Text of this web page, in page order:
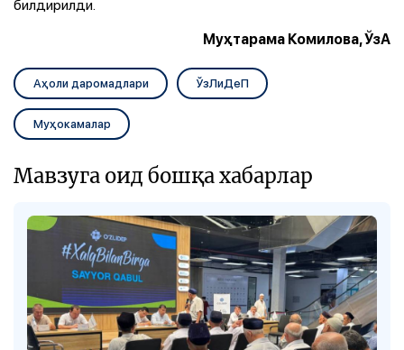
билдирилди.
Муҳтарама Комилова, ЎзА
Аҳоли даромадлари ЎзЛиДеП
Муҳокамалар
Мавзуга оид бошқа хабарлар